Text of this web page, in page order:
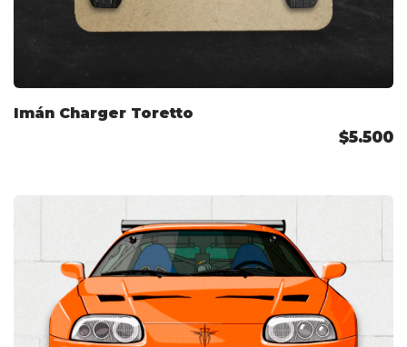
Imán Charger Toretto
$5.500